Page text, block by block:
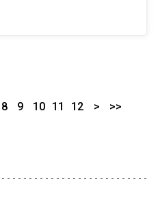
8 9 10 11 12 > >>